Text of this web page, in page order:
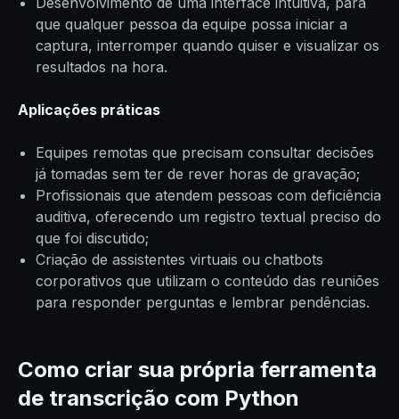
que qualquer pessoa da equipe possa iniciar a
captura, interromper quando quiser e visualizar os
resultados na hora.
Aplicações práticas
Equipes remotas que precisam consultar decisões
já tomadas sem ter de rever horas de gravação;
Profissionais que atendem pessoas com deficiência
auditiva, oferecendo um registro textual preciso do
que foi discutido;
Criação de assistentes virtuais ou chatbots
corporativos que utilizam o conteúdo das reuniões
para responder perguntas e lembrar pendências.
Como criar sua própria ferramenta
de transcrição com Python